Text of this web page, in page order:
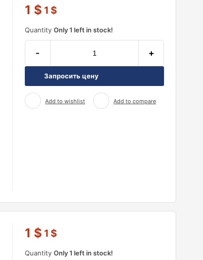
1 $ 1 $
QuantityOnly 1 left in stock!
- +
Запросить цену
Add to wishlist Add to compare
1 $ 1 $
QuantityOnly 1 left in stock!